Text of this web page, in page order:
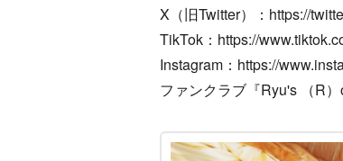
X（旧Twitter）：https://
TikTok：https://
Instagram：https://
ファンクラブ『Ryu's （R